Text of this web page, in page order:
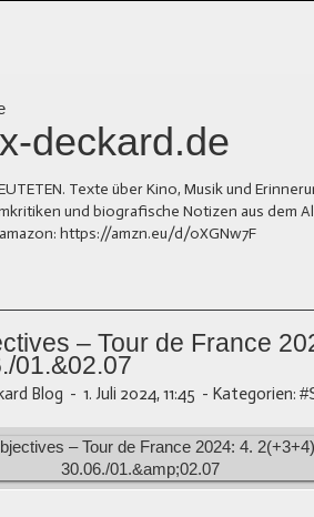
deckard.de
Texte über Kino, Musik und
und biografische Notizen aus dem
https://amzn.eu/d/0XGNw7F
– Tour de France
01.&02.07
Blog - 1. Juli 2024, 11:45 - Kategorien: